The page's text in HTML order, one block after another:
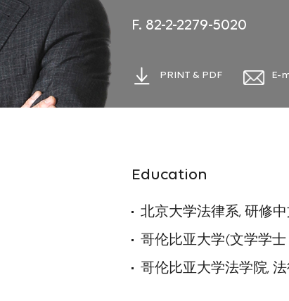
F. 82-2-2279-5020
PRINT & PDF E-
Education
北京大学法律系, 研修中
哥伦比亚大学(文学学士
哥伦比亚大学法学院,